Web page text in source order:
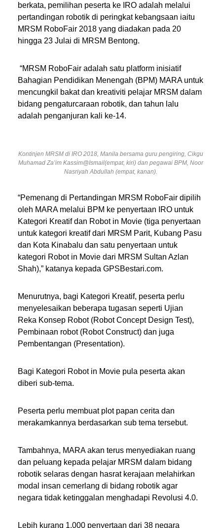
berkata, pemilihan peserta ke IRO adalah melalui
pertandingan robotik di peringkat kebangsaan iaitu
MRSM RoboFair 2018 yang diadakan pada 20
hingga 23 Julai di MRSM Bentong.
“MRSM RoboFair adalah satu platform inisiatif
Bahagian Pendidikan Menengah (BPM) MARA untuk
mencungkil bakat dan kreativiti pelajar MRSM dalam
bidang pengaturcaraan robotik, dan tahun lalu
adalah penganjuran kali ke-14.
Kontinjen MRSM di IRO 2018, Manila bersama guru pengiring, Cikgu
Muhamad Za’im Kassim@Ismail(empat, kiri) dan pegawai BPM, Noor
Nasriyah Abdullah (empat, kanan).
“Pemenang di Pertandingan MRSM RoboFair dipilih
oleh MARA melalui BPM ke penyertaan IRO untuk
Kategori Kreatif dan Robot in Movie (tiga penyertaan
untuk kategori kreatif dari MRSM Parit, Kubang Pasu
dan Kota Kinabalu dan satu penyertaan untuk
kategori Robot in Movie dari MRSM Sultan Azlan
Shah),” katanya kepada GPSBestari.com.
Menurutnya, bagi Kategori Kreatif, peserta perlu
menyelesaikan beberapa tugasan seperti Ujian
Reka Konsep Robot (Robot Concept Design Test),
Pembinaan robot (Robot Construct) dan juga
Pembentangan (Presentation).
Bagi Kategori Robot in Movie pula peserta akan
diberi sub-tema.
Peserta perlu membuat plot papan cerita dan
merakamkannya berdasarkan sub tema tersebut.
Tambahnya, MARA akan terus menyediakan ruang
dan peluang kepada pelajar MRSM dalam bidang
robotik selaras dengan hasrat kerajaan melahirkan
modal insan cemerlang di bidang robotik agar
negara tidak ketinggalan menghadapi Revolusi 4.0.
Lebih kurang 1,000 penyertaan dari 38 negara